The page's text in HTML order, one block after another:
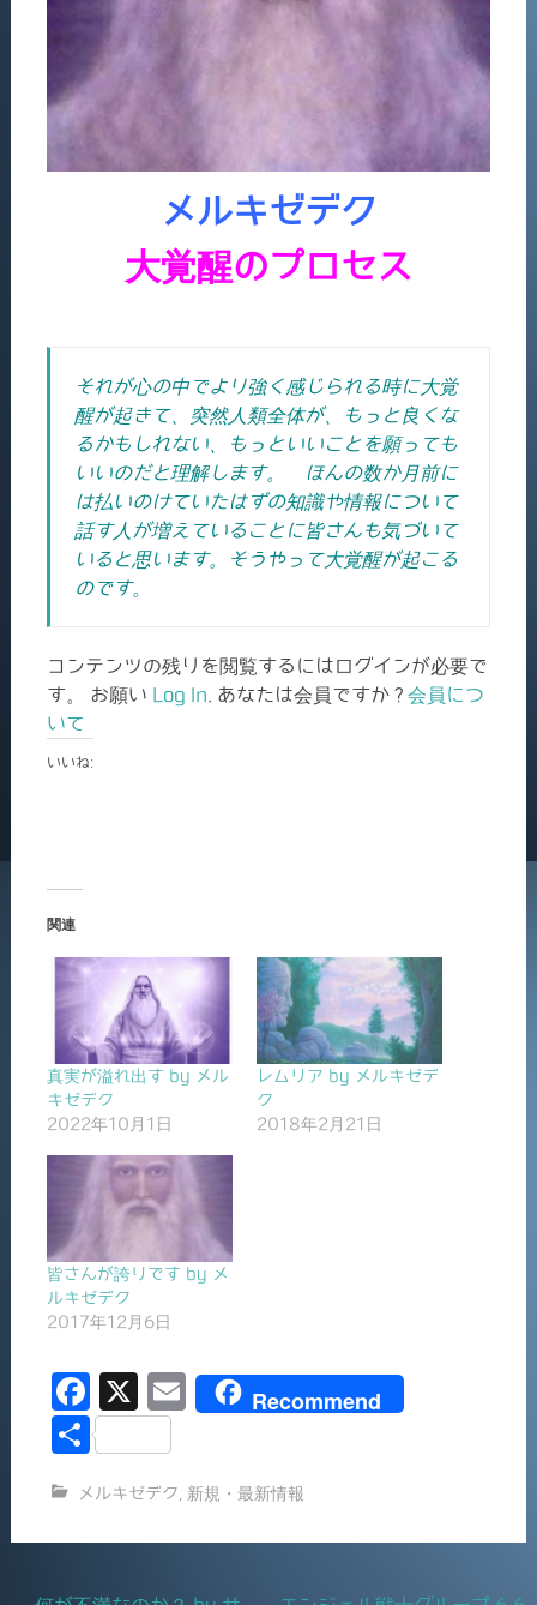
メルキゼデク
大覚醒のプロセス
それが心の中でより強く感じられる時に大覚
醒が起きて、突然人類全体が、もっと良くな
るかもしれない、もっといいことを願っても
いいのだと理解します。 ほんの数か月前に
は払いのけていたはずの知識や情報について
話す人が増えていることに皆さんも気づいて
いると思います。そうやって大覚醒が起こる
のです。
コンテンツの残りを閲覧するにはログインが必要で
す。 お願い Log In . あなたは会員ですか ? 会員につ
いて
いいね:
関連
真実が溢れ出す by メル
キゼデク
2022年10月1日
レムリア by メルキゼデ
ク
2018年2月21日
皆さんが誇りです by メ
ルキゼデク
2017年12月6日
F
a
e
b
X
E
l
Recommend
共
メルキゼデク 新規・最新情報